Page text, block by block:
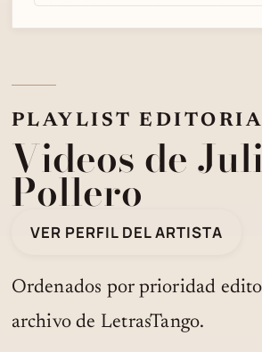
PLAYLIST
Videos de
Pollero
VER PERFIL DEL ARTISTA
Ordenados por prioridad
archivo de LetrasTango.